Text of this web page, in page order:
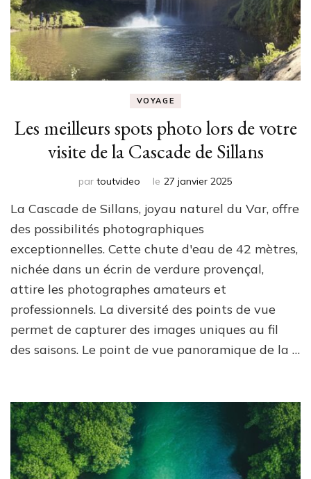
VOYAGE
Les meilleurs spots photo lors de votre
visite de la Cascade de Sillans
par toutvideo le 27 janvier 2025
La Cascade de Sillans, joyau naturel du Var, offre
des possibilités photographiques
exceptionnelles. Cette chute d'eau de 42 mètres,
nichée dans un écrin de verdure provençal,
attire les photographes amateurs et
professionnels. La diversité des points de vue
permet de capturer des images uniques au fil
des saisons. Le point de vue panoramique de la …